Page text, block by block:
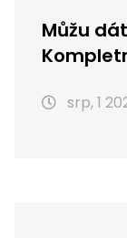
Můžu
srp, 1